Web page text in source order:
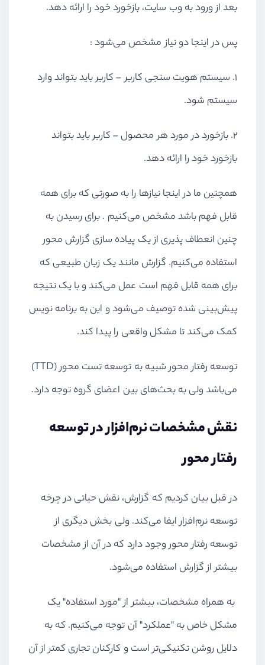
بعد از ورود به وب سایت، بازخورد خود را ارائه دهد.
پس در اینجا دو نیاز مشخص می‌شود :
1. سیستم هویت سنجی کاربر – کاربر باید بتواند وارد
سیستم شود.
۲. بازخورد در مورد هر محصول – کاربر باید بتواند
بازخورد خود را ارائه دهد.
همچنین ما در اینجا نیازها را به صورتی که برای همه
قابل فهم باشد مشخص می‌کنیم . برای رسیدن به
چنین انعطاف پذیری از یک پیاده سازی گزارش محور
استفاده می‌کنیم. گزارش مانند یک زبان طبیعی که
برای همه قابل فهم است عمل می‌کند و با یک نتیجه
پیش‌بینی شده توصیف می‌شود و این به برنامه نویس
کمک می‌کند تا مشکل واقعی را پیدا کند.
توسعه رفتار محور شبیه به توسعه تست محور (TTD)
می‌باشد ولی به بحث‌های بین اعضای گروه توجه دارد.
نقش مشخصات نرم‌افزار در توسعه
رفتار محور
در قبل بیان کردیم که گزارش، نقش حیاتی در چرخه
توسعه نرم‌افزار ایفا می‌کند. ولی بخش دیگری از
توسعه رفتار محور وجود دارد که در آن از مشخصات
بیشتر از گزارش استفاده می‌شود.
به همراه مشخصات، بیشتر از "مورد استفاده" یک
مشکل خاص به "عملکرد" آن توجه می‌کنیم. که به
دلایل روشن تکنیکی‌تر است و کارکنان تجاری کمتر از آن